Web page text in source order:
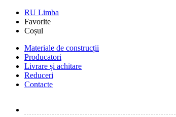
RU Limba
Favorite
Coșul
Materiale de construcții
Producatori
Livrare și achitare
Reduceri
Contacte